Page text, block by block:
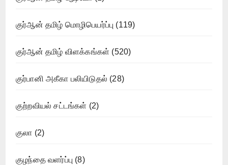
குர்ஆன் தமிழ் மொழிபெயர்ப்பு (119)
குர்ஆன் தமிழ் விளக்கங்கள் (520)
குர்பானி அகீகா பலியிடுதல் (28)
குற்றவியல் சட்டங்கள் (2)
குலா (2)
குழந்தை வளர்ப்பு (8)